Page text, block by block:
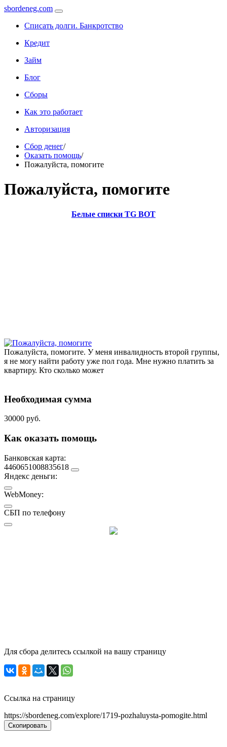
sbordeneg.com
Списать долги. Банкротство
Кредит
Займ
Блог
Сборы
Как это работает
Авторизация
Сбор денег/
Оказать помощь/
Пожалуйста, помогите
Пожалуйста, помогите
Белые списки TG BOT
Пожалуйста, помогите. У меня инвалидность второй группы,
я не могу найти работу уже пол года. Мне нужно платить за
квартиру. Кто сколько может
Необходимая сумма
30000 руб.
Как оказать помощь
Банковская карта:
4460651008835618
Яндекс деньги:
WebMoney:
СБП по телефону
Для сбора делитесь ссылкой на вашу страницу
Ссылка на страницу
https://sbordeneg.com/explore/1719-pozhaluysta-pomogite.html
Скопировать